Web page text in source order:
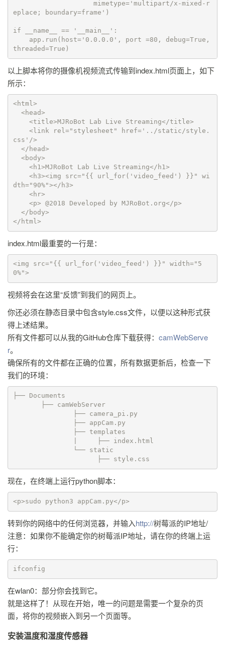
eplace; boundary=frame')
if __name__ == '__main__':
threaded=True)
以上脚本将你的摄像机视频流式传输到index.html页面上，如下
所示：
<html>
css'/>
dth="90%"></h3>
</html>
index.html最重要的一行是：
<img src="{{ url_for('video_feed') }}" width="5
0%">
视频将会在这里“反馈”到我们的网页上。
你还必须在静态目录中包含style.css文件，以便以这种形式获
得上述结果。
所有文件都可以从我的GitHub仓库下载获得： camWebServe
r。
确保所有的文件都在正确的位置，所有数据更新后，检查一下
我们的环境：
├── Documents
                     ├── style.css
现在，在终端上运行python脚本：
<p>sudo python3 appCam.py</p>
转到你的网络中的任何浏览器，并输入http://树莓派的IP地址/
注意：如果你不能确定你的树莓派IP地址，请在你的终端上运
行：
ifconfig
在wlan0：部分你会找到它。
就是这样了！从现在开始，唯一的问题是需要一个复杂的页
面，将你的视频嵌入到另一个页面等。
安装温度和湿度传感器